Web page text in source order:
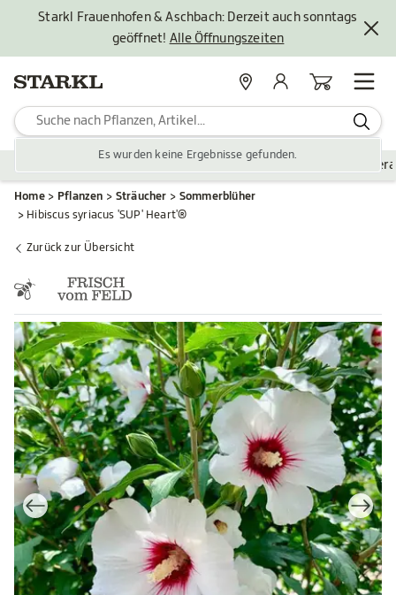
Starkl Frauenhofen & Aschbach: Derzeit auch sonntags
geöffnet! Alle Öffnungszeiten
Es wurden keine Ergebnisse gefunden.
StandorteMein KontoWarenkorb
Zubehör Gartengestaltung
Home Pflanzen Sträucher
Sommerblüher
Hibiscus syriacus 'SUP' Heart'®
Zurück zur Übersicht